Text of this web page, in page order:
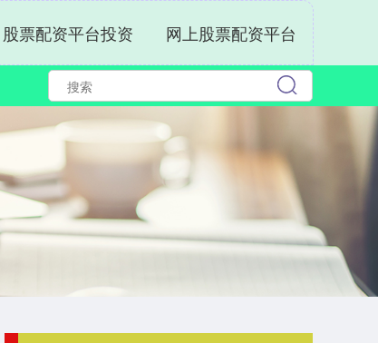
股票配资平台投资 网上股票配资平台